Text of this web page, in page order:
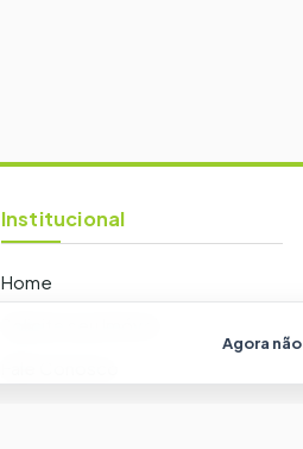
Agora não
Institucional
Home